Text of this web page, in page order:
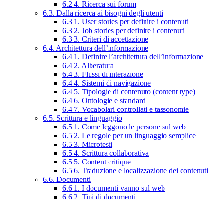
6.2.4. Ricerca sui forum
6.3. Dalla ricerca ai bisogni degli utenti
6.3.1. User stories per definire i contenuti
6.3.2. Job stories per definire i contenuti
6.3.3. Criteri di accettazione
6.4. Architettura dell’informazione
6.4.1. Definire l’architettura dell’informazione
6.4.2. Alberatura
6.4.3. Flussi di interazione
6.4.4. Sistemi di navigazione
6.4.5. Tipologie di contenuto (content type)
6.4.6. Ontologie e standard
6.4.7. Vocabolari controllati e tassonomie
6.5. Scrittura e linguaggio
6.5.1. Come leggono le persone sul web
6.5.2. Le regole per un linguaggio semplice
6.5.3. Microtesti
6.5.4. Scrittura collaborativa
6.5.5. Content critique
6.5.6. Traduzione e localizzazione dei contenuti
6.6. Documenti
6.6.1. I documenti vanno sul web
6.6.2. Tipi di documenti